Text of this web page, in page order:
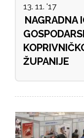
13. 11. '17
NAGRADNA
ŽUPANIJE